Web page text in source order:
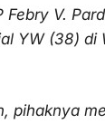
V.
YW (38)
pihaknya